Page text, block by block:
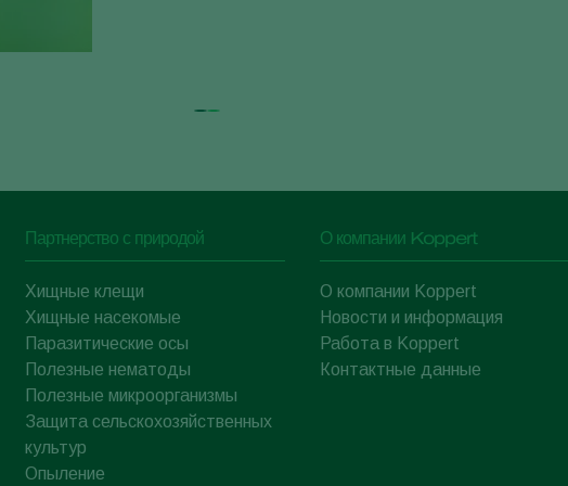
Партнерство с природой
Хищные клещи
Хищные насекомые
Паразитические осы
Полезные нематоды
Полезные микроорганизмы
Защита сельскохозяйственных
культур
Опыление
О компании Koppert
О компании Koppert
Новости и информация
Работа в Koppert
Контактные данные